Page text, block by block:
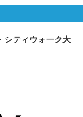
シティウォーク大